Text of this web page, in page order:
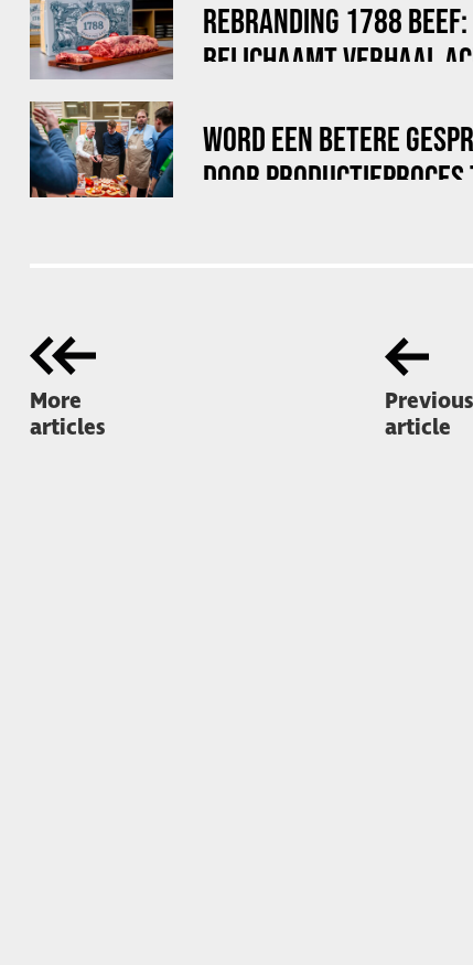
REBRANDING 1788
BELICHAAMT VERHAAL
WORD EEN BETERE
DOOR
More
articles
Previous
article